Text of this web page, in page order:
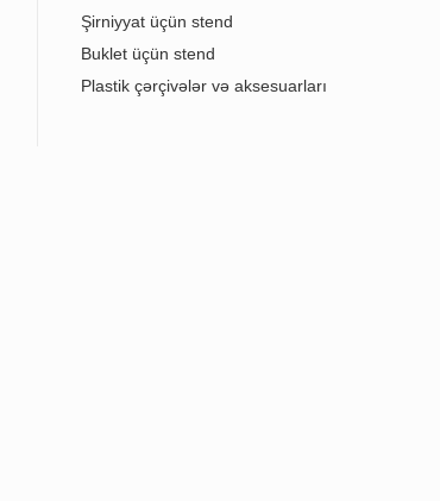
Şirniyyat üçün stend
Buklet üçün stend
Plastik çərçivələr və aksesuarları